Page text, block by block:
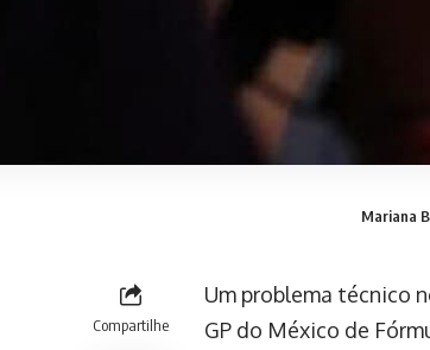
Mariana
Compartilhe
Um problema técnico
GP do México de